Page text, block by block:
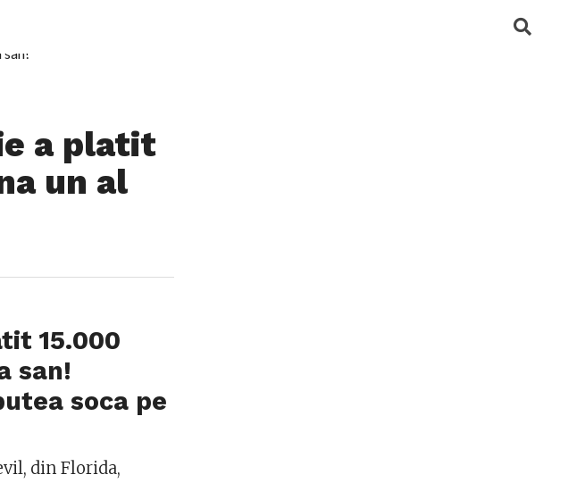
a platit
un al
15.000
san!
soca pe
din Florida,